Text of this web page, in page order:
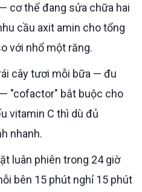
cơ thể đang sửa chữa hai
cầu axit amin cho tổng
với nhổ một răng.
"cofactor" bắt buộc cho
vitamin C thì dù đủ
nhanh.
bên 15 phút nghỉ 15 phút